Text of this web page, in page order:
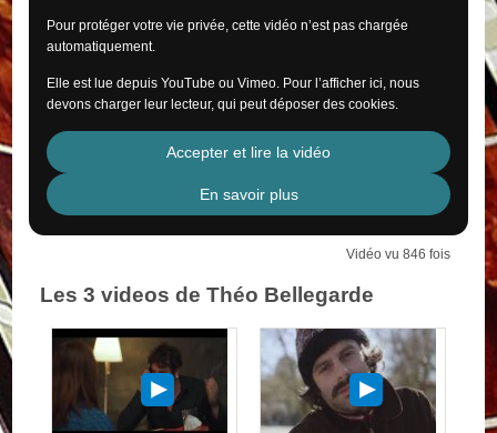
Pour protéger votre vie privée, cette vidéo n’est pas chargée
automatiquement.
Elle est lue depuis YouTube ou Vimeo. Pour l’afficher ici, nous
devons charger leur lecteur, qui peut déposer des cookies.
Accepter et lire la vidéo
En savoir plus
Vidéo vu 846 fois
Les 3 videos de Théo Bellegarde